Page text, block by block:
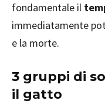
fondamentale il
immediatamente
e la morte.
3 gruppi di
il gatto